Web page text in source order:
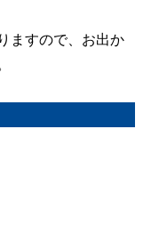
ますので、お出か